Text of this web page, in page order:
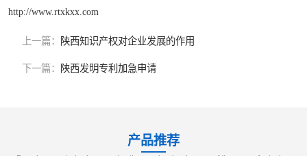
http://www.rtxkxx.com
上一篇： 陕西知识产权对企业发展的作用
下一篇： 陕西发明专利加急申请
产品推荐